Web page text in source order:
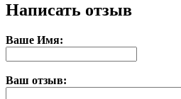
Написать отзыв
Ваше Имя:
Ваш отзыв: